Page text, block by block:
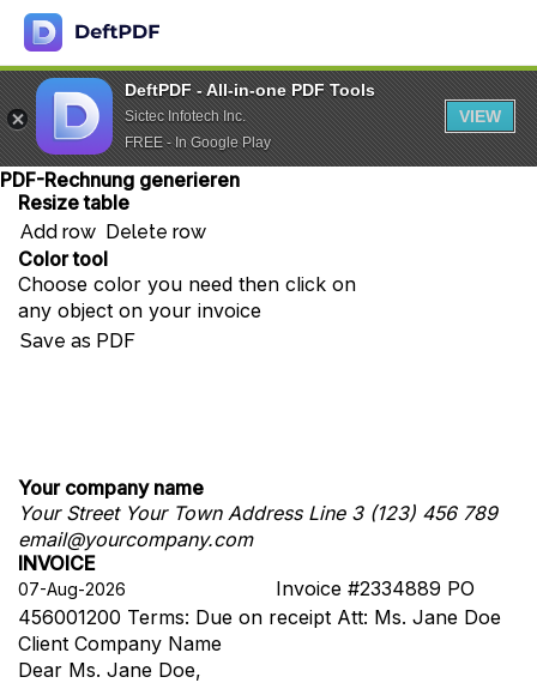
DeftPDF - All-in-one PDF Tools
Sictec Infotech Inc.
FREE - In Google Play
VIEW
PDF-Rechnung generieren
Resize table
Add row Delete row
Color tool
Choose color you need then click on
any object on your invoice
Save as PDF
Your company name
Your Street Your Town Address Line 3 (123) 456 789
email@yourcompany.com
INVOICE
Invoice #2334889 PO
456001200 Terms: Due on receipt Att: Ms. Jane Doe
Client Company Name
Dear Ms. Jane Doe,